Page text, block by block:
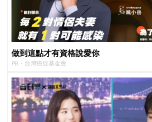
做到這點才有資格說愛你
PR・台灣癌症基金會